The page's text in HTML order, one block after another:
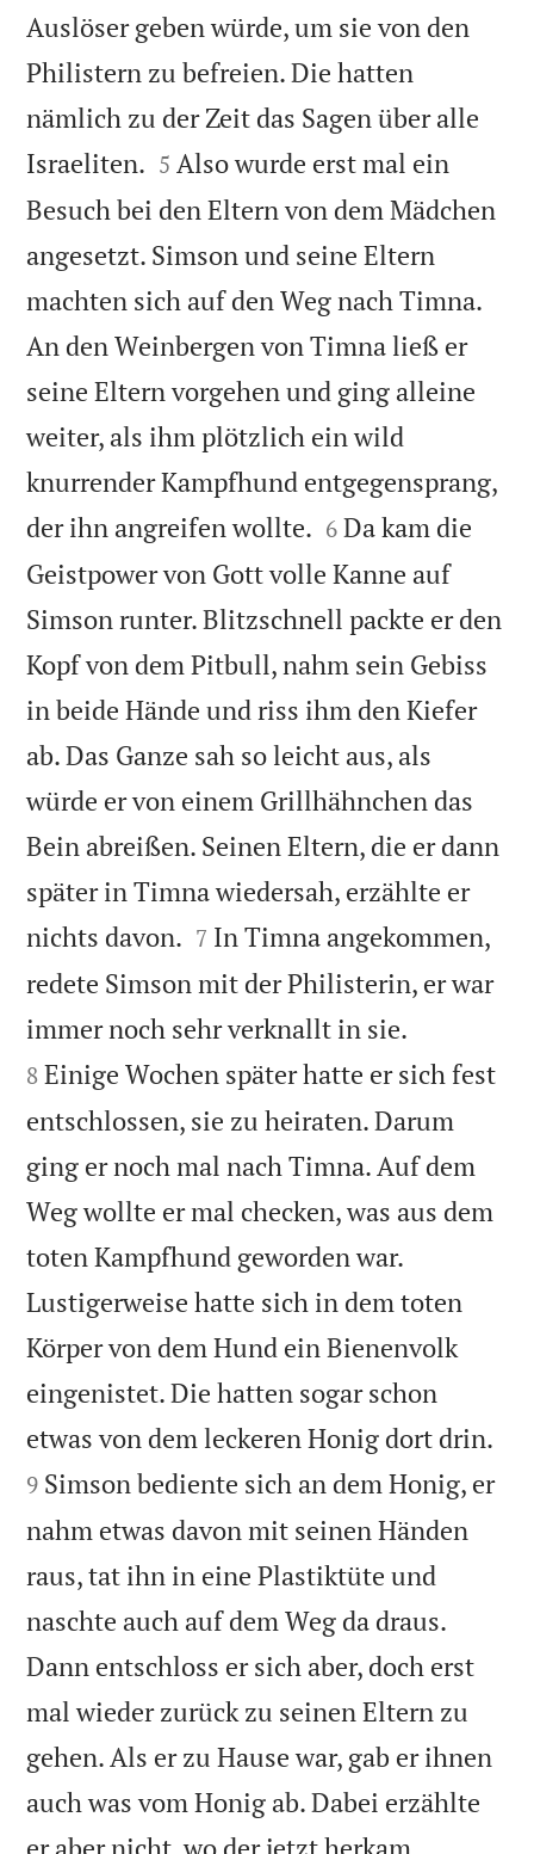
Auslöser geben würde, um sie von den
Philistern zu befreien. Die hatten
nämlich zu der Zeit das Sagen über alle
Israeliten. 

5 Also wurde erst mal ein
Besuch bei den Eltern von dem Mädchen
angesetzt. Simson und seine Eltern
machten sich auf den Weg nach Timna.
An den Weinbergen von Timna ließ er
seine Eltern vorgehen und ging alleine
weiter, als ihm plötzlich ein wild
knurrender Kampfhund entgegensprang,
der ihn angreifen wollte. 

6 Da kam die
Geistpower von Gott volle Kanne auf
Simson runter. Blitzschnell packte er den
Kopf von dem Pitbull, nahm sein Gebiss
in beide Hände und riss ihm den Kiefer
ab. Das Ganze sah so leicht aus, als
würde er von einem Grillhähnchen das
Bein abreißen. Seinen Eltern, die er dann
später in Timna wiedersah, erzählte er
nichts davon. 

7 In Timna angekommen,
redete Simson mit der Philisterin, er war
immer noch sehr verknallt in sie.
8 Einige Wochen später hatte er sich fest
entschlossen, sie zu heiraten. Darum
ging er noch mal nach Timna. Auf dem
Weg wollte er mal checken, was aus dem
toten Kampfhund geworden war.
Lustigerweise hatte sich in dem toten
Körper von dem Hund ein Bienenvolk
eingenistet. Die hatten sogar schon
etwas von dem leckeren Honig dort drin.
9 Simson bediente sich an dem Honig, er
nahm etwas davon mit seinen Händen
raus, tat ihn in eine Plastiktüte und
naschte auch auf dem Weg da draus.
Dann entschloss er sich aber, doch erst
mal wieder zurück zu seinen Eltern zu
gehen. Als er zu Hause war, gab er ihnen
auch was vom Honig ab. Dabei erzählte